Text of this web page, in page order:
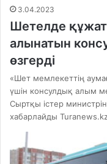
3.04.2023
Шетелде құжат
алынатын
өзгерді
«Шет мемлекеттің
үшін консулдық алым
Сыртқы істер
хабарлайды